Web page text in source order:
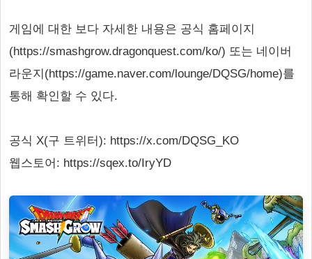
게임에 대한 보다 자세한 내용은 공식 홈페이지
(https://smashgrow.dragonquest.com/ko/) 또는 네이버
라운지(https://game.naver.com/lounge/DQSG/home)를
통해 확인할 수 있다.
공식 X(구 트위터): https://x.com/DQSG_KO
웹스토어: https://sqex.to/IryYD